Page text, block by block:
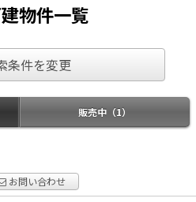
物件一覧
条件を変更
販売中（1）
お問い合わせ